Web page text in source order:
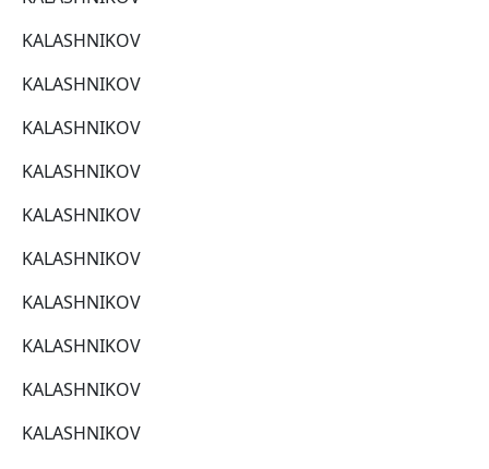
KALASHNIKOV
KALASHNIKOV
KALASHNIKOV
KALASHNIKOV
KALASHNIKOV
KALASHNIKOV
KALASHNIKOV
KALASHNIKOV
KALASHNIKOV
KALASHNIKOV